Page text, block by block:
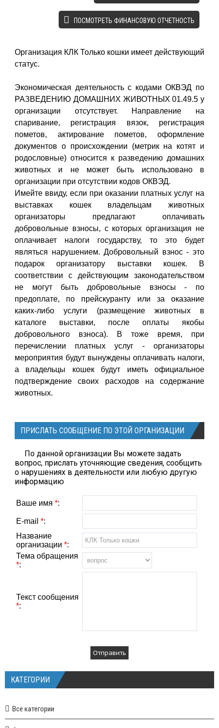
ПОСМОТРЕТЬ ФИНАНСОВУЮ ОТЧЕТНОСТЬ
Организация КЛК Только кошки имеет действующий
статус.
Экономическая деятельность с кодами ОКВЭД по
РАЗВЕДЕНИЮ ДОМАШНИХ ЖИВОТНЫХ 01.49.5 у
организации отсутствует. Направление на
спаривание, регистрация вязок, регистрация
пометов, актирование пометов, оформление
документов о происхождении (метрик на котят и
родословные) относится к разведению домашних
животных и не может быть использовано в
организации при отсутствии кодов ОКВЭД.
Имейте ввиду, если при оказании платных услуг на
выставках кошек владельцам животных
организаторы предлагают оплачивать
добровольные взносы, с которых организация не
оплачивает налоги государству, то это будет
являться нарушением. Добровольный взнос - это
подарок организатору выставки кошек. В
соответствии с действующим законодательством
не могут быть добровольные взносы - по
предоплате, по прейскуранту или за оказание
каких-либо услуги (размещение животных в
каталоге выставки, после оплаты якобы
добровольного взноса). В тоже время, при
перечислении платных услуг - организаторы
мероприятия будут вынуждены оплачивать налоги,
а владельцы кошек будут иметь официальное
подтверждение своих расходов на содержание
животных.
ПРИСЛАТЬ СООБЩЕНИЕ ПО ЭТОЙ ОРГАНИЗАЦИИ
По данной организации Вы можете задать
вопрос, прислать уточняющие сведения, сообщить
о нарушениях в деятельности или любую другую
информацию
Ваше имя *:
E-mail *:
Название
организации *:
Тема обращения
*:
Текст сообщения
*:
КАТЕГОРИИ
Все категории